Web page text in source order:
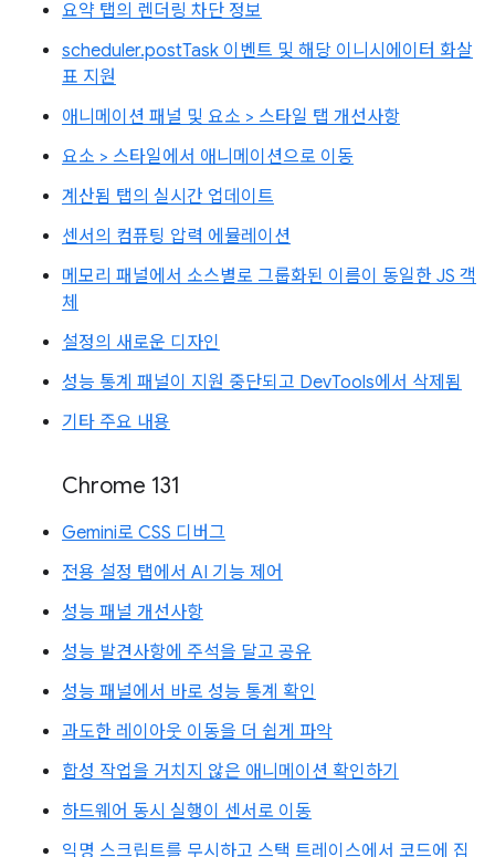
요약 탭의 렌더링 차단 정보
scheduler.postTask 이벤트 및 해당 이니시에이터 화살
표 지원
애니메이션 패널 및 요소 > 스타일 탭 개선사항
요소 > 스타일에서 애니메이션으로 이동
계산됨 탭의 실시간 업데이트
센서의 컴퓨팅 압력 에뮬레이션
메모리 패널에서 소스별로 그룹화된 이름이 동일한 JS 객
체
설정의 새로운 디자인
성능 통계 패널이 지원 중단되고 DevTools에서 삭제됨
기타 주요 내용
Chrome 131
Gemini로 CSS 디버그
전용 설정 탭에서 AI 기능 제어
성능 패널 개선사항
성능 발견사항에 주석을 달고 공유
성능 패널에서 바로 성능 통계 확인
과도한 레이아웃 이동을 더 쉽게 파악
합성 작업을 거치지 않은 애니메이션 확인하기
하드웨어 동시 실행이 센서로 이동
익명 스크립트를 무시하고 스택 트레이스에서 코드에 집